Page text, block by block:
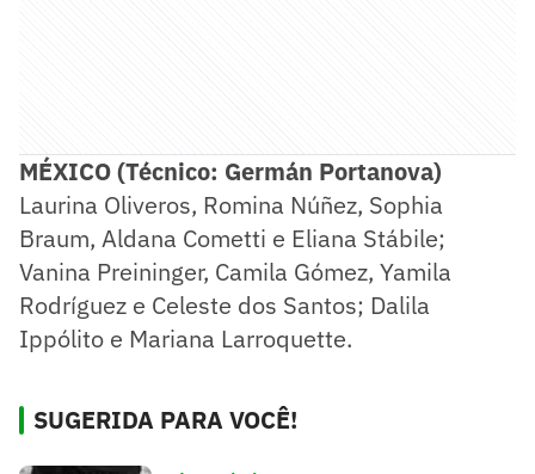
MÉXICO (Técnico: Germán Portanova)
Laurina Oliveros, Romina Núñez, Sophia
Braum, Aldana Cometti e Eliana Stábile;
Vanina Preininger, Camila Gómez, Yamila
Rodríguez e Celeste dos Santos; Dalila
Ippólito e Mariana Larroquette.
SUGERIDA PARA VOCÊ!